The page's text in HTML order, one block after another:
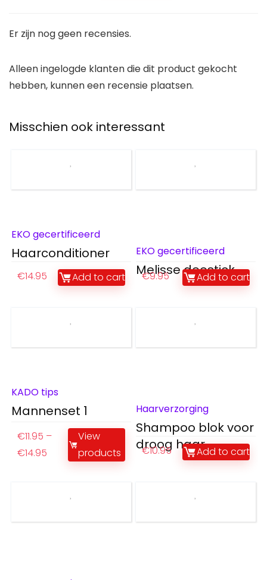
Er zijn nog geen recensies.
Alleen ingelogde klanten die dit product gekocht
hebben, kunnen een recensie plaatsen.
Misschien ook interessant
EKO gecertificeerd
Haarconditioner
€14.95 Add to cart
EKO gecertificeerd
Melisse deostick
€9.95 Add to cart
KADO tips
Mannenset 1
€11.95 –
€14.95
View
products
Haarverzorging
Shampoo blok voor
droog haar
€10.95 Add to cart